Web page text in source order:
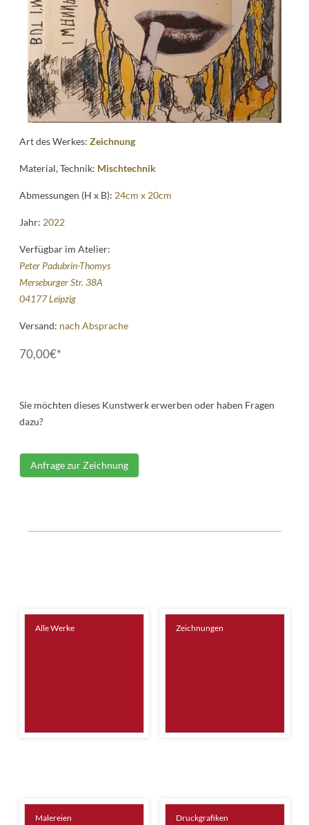
Kontakt
Art des Werkes:Zeichnung
Material, Technik: Mischtechnik
Abmessungen (H x B): 24cm x 20cm
Jahr: 2022
Verfügbar im Atelier:
Peter Padubrin-Thomys
Merseburger Str. 38A
04177 Leipzig
Versand: nach Absprache
70,00€*
Sie möchten dieses Kunstwerk erwerben oder haben Fragen
dazu?
Anfrage zur Zeichnung
Alle Werke Zeichnungen
Malereien Druckgrafiken